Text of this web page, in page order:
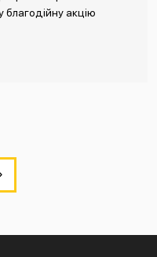
благодійну акцію